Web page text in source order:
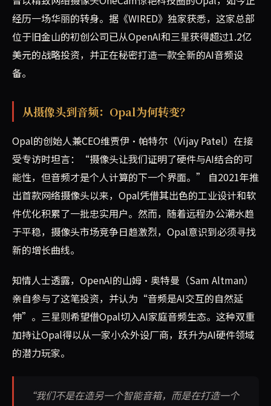
经历一场华丽的转身。据《WIRED》独家获悉，这家总部
位于旧金山的初创公司已从OpenAI和三星获得超过1.2亿
美元的战略投资，并正在秘密打造一款全新的AI音频设
备。
从摄像头到音频：Opal为何转变？
Opal的创始人兼CEO维贾伊·帕特尔（Vijay Patel）在接
受专访时坦言：“摄像头让我们证明了硬件与AI结合的可
能性，但音频才是个人计算的下一个界面。” 自2021年推
出首款网络摄像头以来，Opal凭借其出色的工业设计和软
件优化积累了一批忠实用户。然而，随着远程办公潮水趋
于平稳，摄像头市场竞争日趋激烈，Opal意识到必须寻找
新的增长曲线。
知情人士透露，OpenAI的山姆·奥特曼（Sam Altman）
亲自参与了这笔投资，并认为“音频是AI交互的自然延
伸”。三星则希望借Opal切入AI家庭音频生态。这种双重
加持让Opal得以从一家小众外设厂商，跃升为AI硬件领域
的潜力玩家。
“我们不是在造另一个智能音箱，而是在打造一个